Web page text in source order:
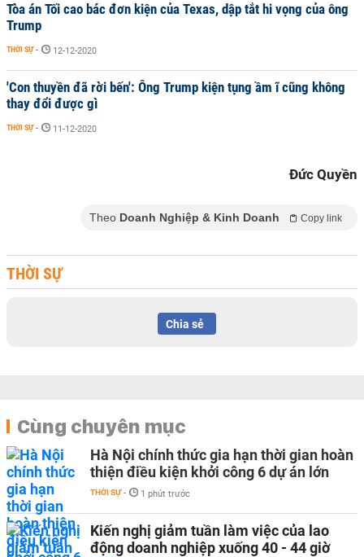
Tòa án Tối cao bác đơn kiện của Texas, dập tắt hi vọng của ông
Trump
THỜI SỰ - 12-12-2020
'Con thuyền đã rời bến': Ông Trump kiện tụng ầm ĩ cũng không
thay đổi được gì
THỜI SỰ - 11-12-2020
Đức Quyền
Theo Doanh Nghiệp & Kinh Doanh Copy link
THỜI SỰ
Chia sẻ
Cùng chuyên mục
Hà Nội chính thức gia hạn thời gian hoàn
thiện điều kiện khởi công 6 dự án lớn
THỜI SỰ - 1 phút trước
Kiến nghị giảm tuần làm việc của lao
động doanh nghiệp xuống 40 - 44 giờ